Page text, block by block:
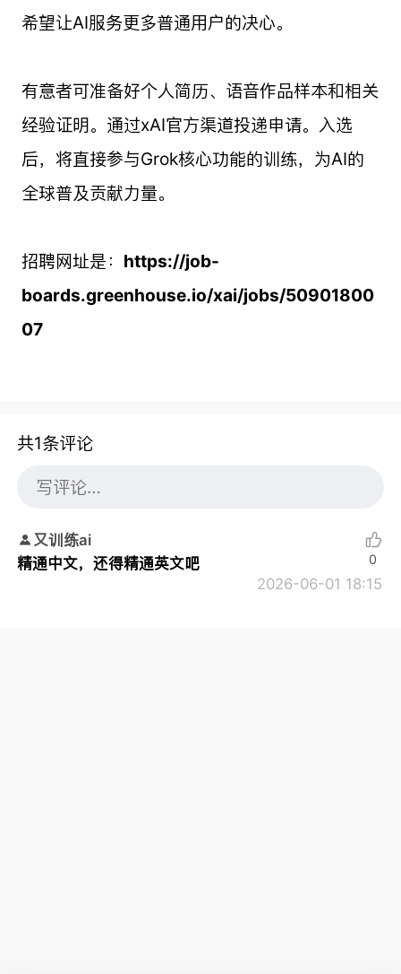
希望让AI服务更多普通用户的决心。
有意者可准备好个人简历、语音作品样本和相关
经验证明。通过xAI官方渠道投递申请。入选
后，将直接参与Grok核心功能的训练，为AI的
全球普及贡献力量。
招聘网址是： https://job-
boards.greenhouse.io/xai/jobs/50901800
07
共1条评论
又训练ai
精通中文，还得精通英文吧
2026-06-01 18:15
0